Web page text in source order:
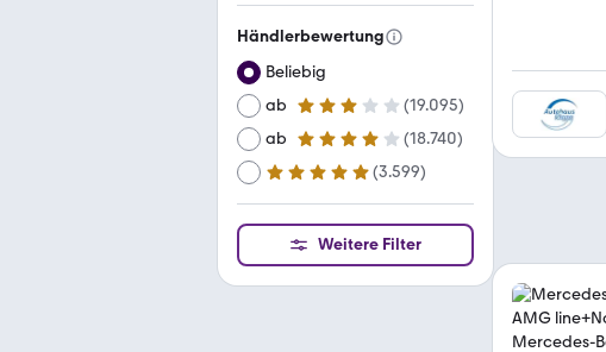
Händlerbewertung
Beliebig
ab
3 Sterne (19.095)
ab
4 Sterne (18.740)
ab
5 Sterne (3.599)
Weitere Filter